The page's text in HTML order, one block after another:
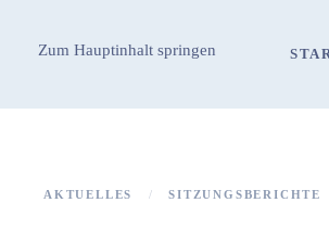
Zum Hauptinhalt springen
AKTUELLES SITZUNGSBERICHTE